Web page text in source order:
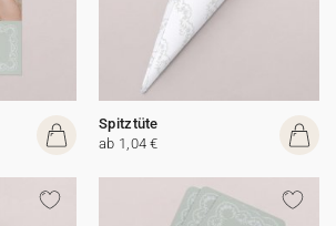
Spitztüte
ab 1,04 €